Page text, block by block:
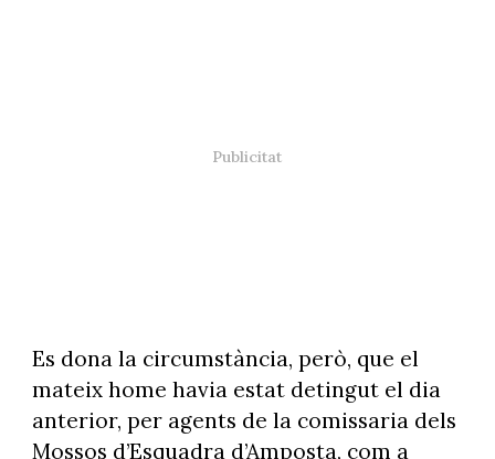
Es dona la circumstància, però, que el
mateix home havia estat detingut el dia
anterior, per agents de la comissaria dels
Mossos d’Esquadra d’Amposta, com a